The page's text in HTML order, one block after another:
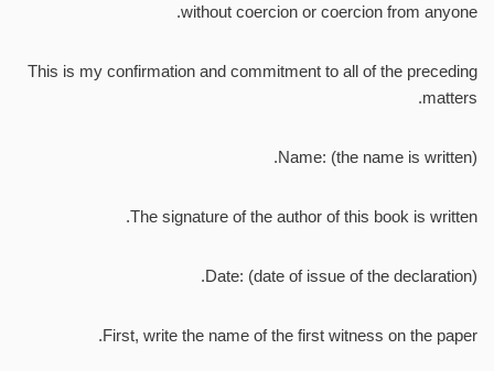
without coercion or coercion from anyone.
This is my confirmation and commitment to all of the preceding
matters.
Name: (the name is written).
The signature of the author of this book is written.
Date: (date of issue of the declaration).
First, write the name of the first witness on the paper.